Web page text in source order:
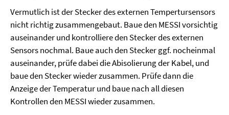
Vermutlich ist der Stecker des externen Tempertursensors
nicht richtig zusammengebaut. Baue den MESSI vorsichtig
auseinander und kontrolliere den Stecker des externen
Sensors nochmal. Baue auch den Stecker ggf. nocheinmal
auseinander, prüfe dabei die Abisolierung der Kabel, und
baue den Stecker wieder zusammen. Prüfe dann die
Anzeige der Temperatur und baue nach all diesen
Kontrollen den MESSI wieder zusammen.